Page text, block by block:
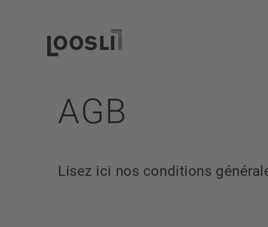
AGB
Lisez ici nos conditions